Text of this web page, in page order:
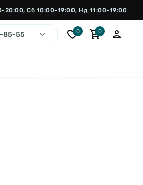
20:00, Сб 10:00-19:00, Нд 11:00-19:00
85-55 0 0